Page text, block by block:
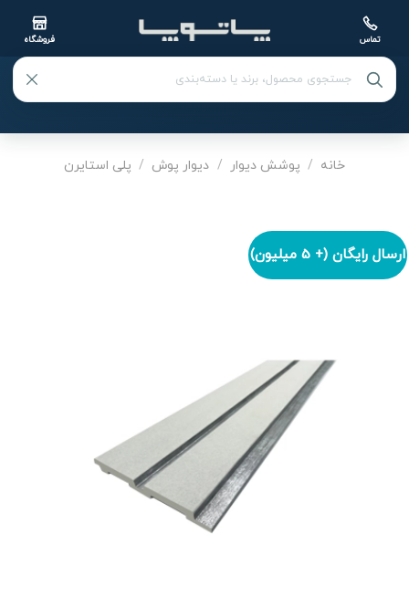
تماس فروشگاه
خانه / پوشش دیوار / دیوار پوش / پلی استایرن
ارسال رایگان (+ 5 میلیون)